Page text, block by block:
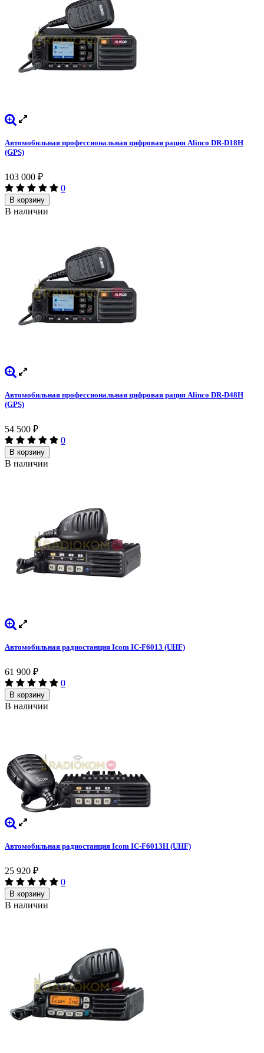
Автомобильная профессиональная цифровая рация Alinco DR-D18H
(GPS)
103 000 ₽
0
В корзину
В наличии
Автомобильная профессиональная цифровая рация Alinco DR-D48H
(GPS)
54 500 ₽
0
В корзину
В наличии
Автомобильная радиостанция Icom IC-F6013 (UHF)
61 900 ₽
0
В корзину
В наличии
Автомобильная радиостанция Icom IC-F6013H (UHF)
25 920 ₽
0
В корзину
В наличии